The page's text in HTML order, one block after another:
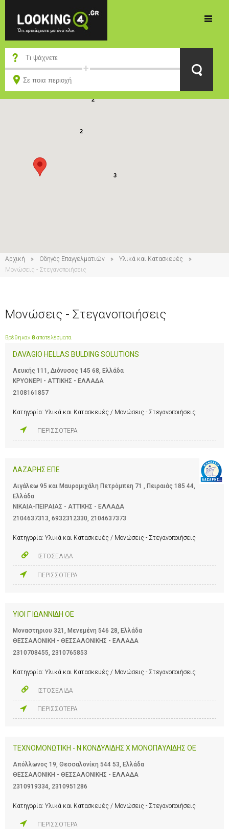
3
2
2
Αρχική Οδηγός Επαγγελματιών
Υλικά και Κατασκευές
Μονώσεις - Στεγανοποιήσεις
Μονώσεις - Στεγανοποιήσεις
Βρέθηκαν 8 αποτελέσματα
DAVAGIO HELLAS BULDING SOLUTIONS
Λευκής 111, Διόνυσος 145 68, Ελλάδα
ΚΡΥΟΝΕΡΙ - ΑΤΤΙΚΗΣ - ΕΛΛΑΔΑ
2108161857
Κατηγορία: Υλικά και Κατασκευές / Μονώσεις - Στεγανοποιήσεις
ΠΕΡΙΣΣΟΤΕΡΑ
ΛΑΖΑΡΗΣ ΕΠΕ
Αιγάλεω 95 και Μαυρομιχάλη Πετρόμπεη 71 , Πειραιάς 185 44,
Ελλάδα
ΝΙΚΑΙΑ-ΠΕΙΡΑΙΑΣ - ΑΤΤΙΚΗΣ - ΕΛΛΑΔΑ
2104637313, 6932312330, 2104637373
Κατηγορία: Υλικά και Κατασκευές / Μονώσεις - Στεγανοποιήσεις
ΙΣΤΟΣΕΛΙΔΑ
ΠΕΡΙΣΣΟΤΕΡΑ
ΥΙΟΙ Γ ΙΩΑΝΝΙΔΗ ΟΕ
Μοναστηριου 321, Μενεμένη 546 28, Ελλάδα
ΘΕΣΣΑΛΟΝΙΚΗ - ΘΕΣΣΑΛΟΝΙΚΗΣ - ΕΛΛΑΔΑ
2310708455 2310765853
Κατηγορία: Υλικά και Κατασκευές / Μονώσεις - Στεγανοποιήσεις
ΙΣΤΟΣΕΛΙΔΑ
ΠΕΡΙΣΣΟΤΕΡΑ
ΤΕΧΝΟΜΟΝΩΤΙΚΗ - Ν ΚΟΝΔΥΛΙΔΗΣ Χ ΜΟΝΟΠΑΥΛΙΔΗΣ ΟΕ
Απόλλωνος 19, Θεσσαλονίκη 544 53, Ελλάδα
ΘΕΣΣΑΛΟΝΙΚΗ - ΘΕΣΣΑΛΟΝΙΚΗΣ - ΕΛΛΑΔΑ
2310919334, 2310951286
Κατηγορία: Υλικά και Κατασκευές / Μονώσεις - Στεγανοποιήσεις
ΠΕΡΙΣΣΟΤΕΡΑ